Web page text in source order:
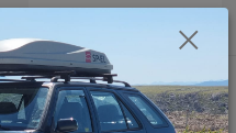
Menu
0,00 Kč